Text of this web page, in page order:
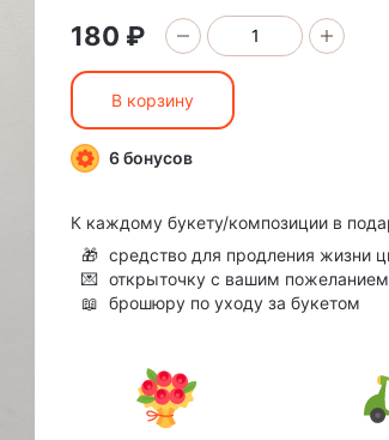
180 ₽
В корзину
6 бонусов
К каждому букету/композиции в
🎁 средство для продления жизни
💌 открыточку с вашим пожеланием
📖 брошюру по уходу за букетом